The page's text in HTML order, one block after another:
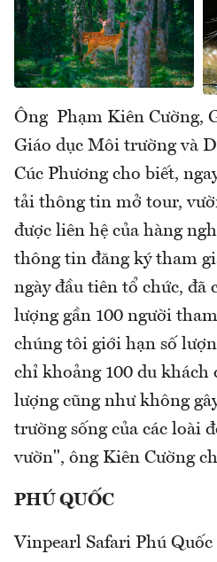
Ông Phạm Kiên Cường,
Giáo dục Môi trường và
Cúc Phương cho biết,
tải thông tin mở tour,
được liên hệ của hàng
thông tin đăng ký tham
ngày đầu tiên tổ chức, đã
lượng gần 100 người
chúng tôi giới hạn số
chỉ khoảng 100 du khách
lượng cũng như không
trường sống của các loài
vườn", ông Kiên Cường
PHÚ QUỐC
Vinpearl Safari Phú